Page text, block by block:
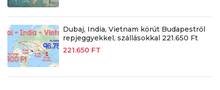
Dubaj, India, Vietnam körút Budapestről
repjeggyekkel, szállásokkal 221.650 Ft
221.650 FT